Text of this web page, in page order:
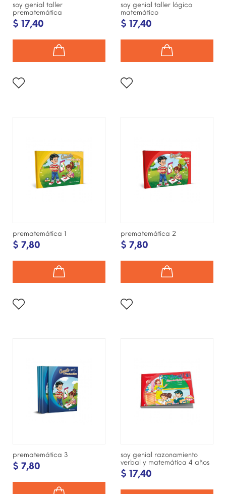
soy genial taller
prematemática
$ 17,40
soy genial taller lógico
matemático
$ 17,40
prematemática 1
$ 7,80
prematemática 2
$ 7,80
prematemática 3
$ 7,80
soy genial razonamiento
verbal y matemática 4 años
$ 17,40